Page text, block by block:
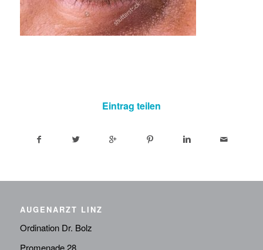
Eintrag teilen
AUGENARZT LINZ
Ordination Dr. Bolz
Promenade 28